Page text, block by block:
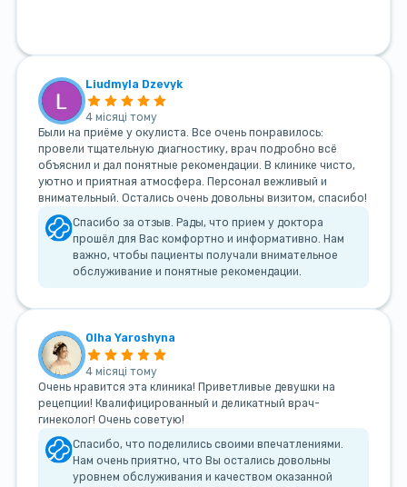
Liudmyla Dzevyk
4 місяці тому
Были на приёме у окулиста. Все очень понравилось:
провели тщательную диагностику, врач подробно всё
объяснил и дал понятные рекомендации. В клинике чисто,
уютно и приятная атмосфера. Персонал вежливый и
внимательный. Остались очень довольны визитом, спасибо!
Спасибо за отзыв. Рады, что прием у доктора
прошёл для Вас комфортно и информативно. Нам
важно, чтобы пациенты получали внимательное
обслуживание и понятные рекомендации.
Olha Yaroshyna
4 місяці тому
Очень нравится эта клиника! Приветливые девушки на
рецепции! Квалифицированный и деликатный врач-
гинеколог! Очень советую!
Спасибо, что поделились своими впечатлениями.
Нам очень приятно, что Вы остались довольны
уровнем обслуживания и качеством оказанной